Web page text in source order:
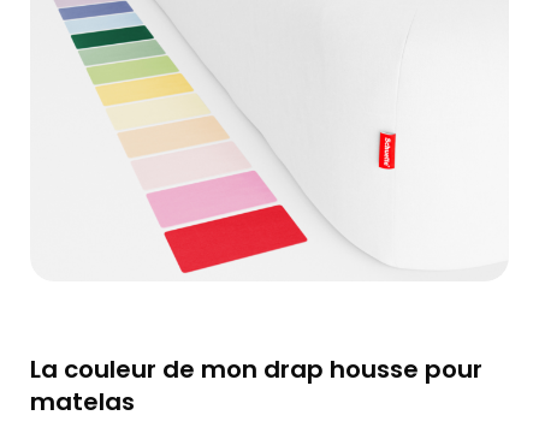
La couleur de mon drap housse pour
matelas